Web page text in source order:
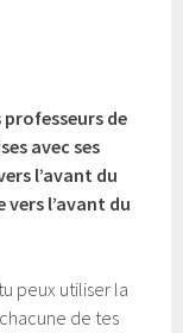
de
avec ses
l’avant du
vers l’avant du
peux utiliser la
de tes